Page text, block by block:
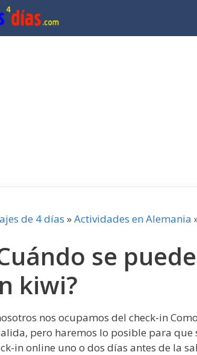
de 4 días »Actividades en Alemania
se
kiwi?
nos ocupamos del check-in
pero haremos lo posible para que
in online uno o dos días antes de la